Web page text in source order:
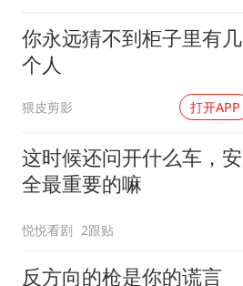
你永远猜不到柜子里有几
个人
猥皮剪影 打开APP
这时候还问开什么车，安
全最重要的嘛
悦悦看剧 2跟贴
反方向的枪是你的谎言